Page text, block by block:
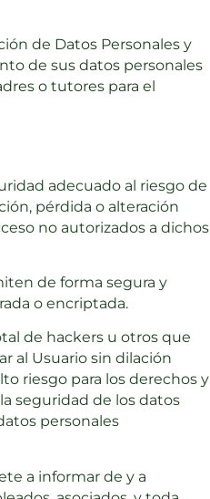
de Datos Personales y
de sus datos personales
o tutores para el
adecuado al riesgo de
pérdida o alteración
no autorizados a dichos
de forma segura y
o encriptada.
de hackers u otros que
al Usuario sin dilación
riesgo para los derechos y
seguridad de los datos
personales
a informar de y a